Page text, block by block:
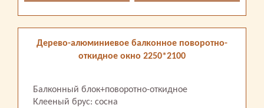
Дерево-алюминиевое балконное поворотно-
откидное окно 2250*2100
Балконный блок+поворотно-откидное
Клееный брус: сосна